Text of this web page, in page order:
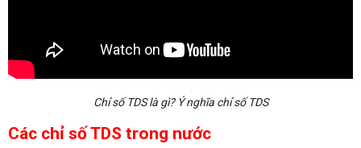
Chỉ số TDS là gì? Ý nghĩa chỉ số TDS
Các chỉ số TDS trong nước